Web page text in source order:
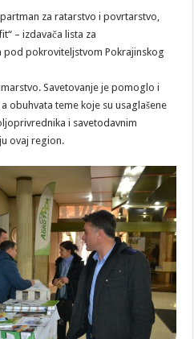
za ratarstvo i povrtarstvo,
– izdavača lista za
pod pokroviteljstvom Pokrajinskog
Savetovanje je pomoglo i
obuhvata teme koje su usaglašene
i savetodavnim
ovaj region.